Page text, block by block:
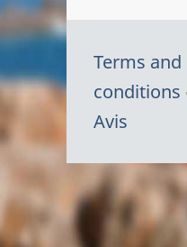
Terms and
conditions
Avis